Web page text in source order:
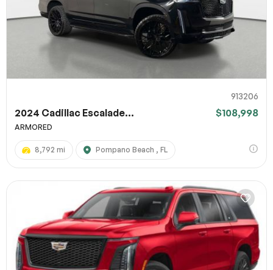
913206
2024 Cadillac Escalade... $108,998
ARMORED
8,792 mi Pompano Beach , FL